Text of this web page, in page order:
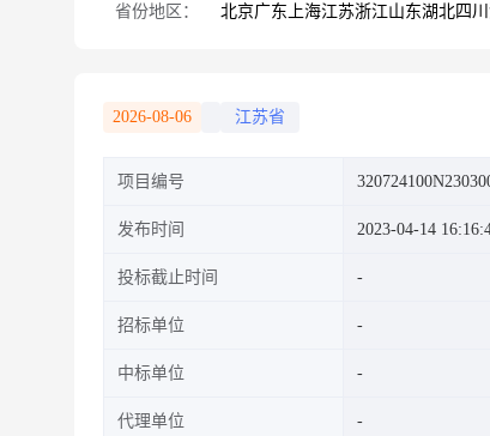
省份地区： 北京广东 上海江苏浙江山东湖北四川
2026-08-06 江苏省
项目编号
发布时间 2023-04-14
投标截止时间
招标单位
中标单位
代理单位